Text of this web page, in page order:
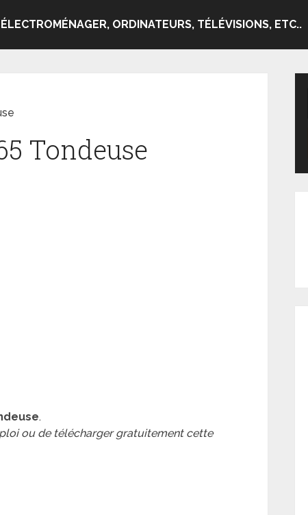
ORDINATEURS, TÉLÉVISIONS, ETC..
Tondeuse
.
ou de télécharger gratuitement cette